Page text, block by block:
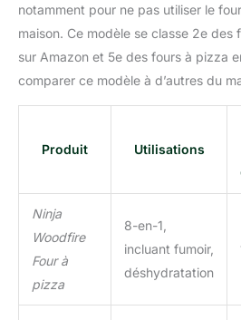
notamment pour ne pas utiliser le
maison. Ce modèle se classe 2e
sur Amazon et 5e des fours à pizza
comparer ce modèle à d’autres du
Produit Utilisations
Ninja
Woodfire
Four à
pizza
8-en-1,
incluant fumoir,
déshydratation